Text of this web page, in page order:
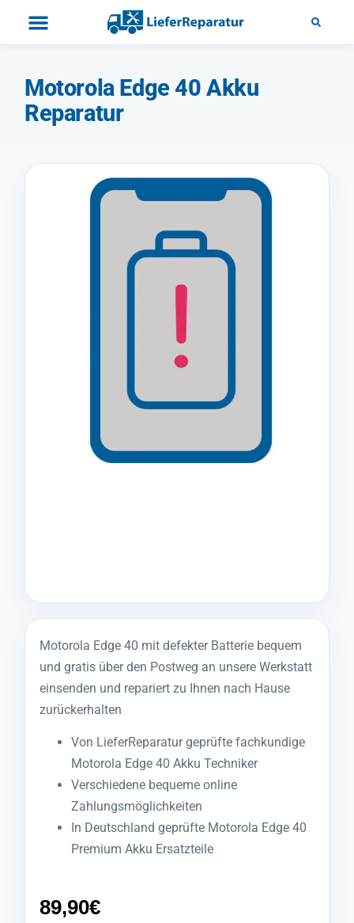
Motorola Edge 40 Akku
Reparatur
Motorola Edge 40 mit defekter Batterie bequem
und gratis über den Postweg an unsere Werkstatt
einsenden und repariert zu Ihnen nach Hause
zurückerhalten
Von LieferReparatur geprüfte fachkundige
Motorola Edge 40 Akku Techniker
Verschiedene bequeme online
Zahlungsmöglichkeiten
In Deutschland geprüfte Motorola Edge 40
Premium Akku Ersatzteile
89,90€